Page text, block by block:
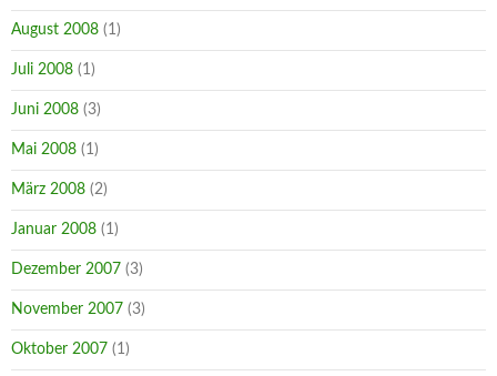
August 2008 (1)
Juli 2008 (1)
Juni 2008 (3)
Mai 2008 (1)
März 2008 (2)
Januar 2008 (1)
Dezember 2007 (3)
November 2007 (3)
Oktober 2007 (1)